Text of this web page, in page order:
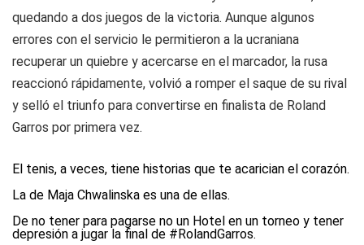
quedando a dos juegos de la victoria. Aunque algunos
errores con el servicio le permitieron a la ucraniana
recuperar un quiebre y acercarse en el marcador, la rusa
reaccionó rápidamente, volvió a romper el saque de su rival
y selló el triunfo para convertirse en finalista de Roland
Garros por primera vez.
El tenis, a veces, tiene historias que te acarician el corazón.
La de Maja Chwalinska es una de ellas.
De no tener para pagarse no un Hotel en un torneo y tener
depresión a jugar la final de #RolandGarros.